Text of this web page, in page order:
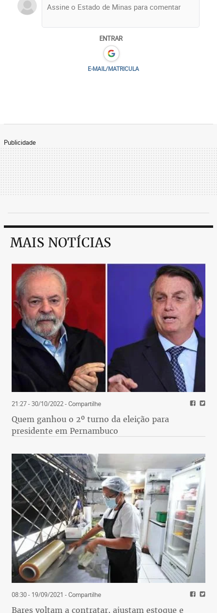
ENTRAR
E-MAIL/MATRICULA
Publicidade
MAIS NOTÍCIAS
21:27 - 30/10/2022- Compartilhe
Quem ganhou o 2º turno da eleição para
presidente em Pernambuco
08:30 - 19/09/2021 - Compartilhe
Bares voltam a contratar, ajustam estoque e